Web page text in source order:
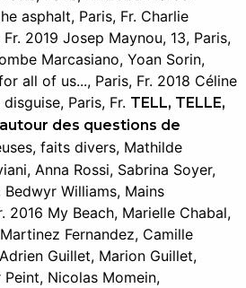
asphalt, Paris, Fr. Charlie
2019 Josep Maynou, 13, Paris,
Marcasiano, Yoan Sorin,
all of us..., Paris, Fr. 2018 Céline
Paris, Fr. TELL, TELLE,
des questions de
faits divers, Mathilde
Anna Rossi, Sabrina Soyer,
Williams, Mains
2016 My Beach, Marielle Chabal,
Fernandez, Camille
Guillet, Marion Guillet,
Nicolas Momein,